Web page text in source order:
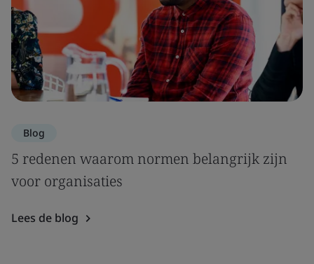
Blog
5 redenen waarom normen belangrijk zijn
voor organisaties
Lees de blog